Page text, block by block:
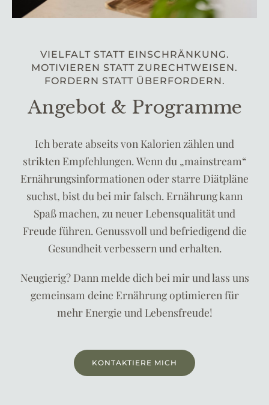
VIELFALT STATT EINSCHRÄNKUNG.
MOTIVIEREN STATT ZURECHTWEISEN.
FORDERN STATT ÜBERFORDERN.
Angebot & Programme
Ich berate abseits von Kalorien zählen und
strikten Empfehlungen. Wenn du „mainstream“
Ernährungsinformationen oder starre Diätpläne
suchst, bist du bei mir falsch. Ernährung kann
Spaß machen, zu neuer Lebensqualität und
Freude führen. Genussvoll und befriedigend die
Gesundheit verbessern und erhalten.
Neugierig? Dann melde dich bei mir und lass uns
gemeinsam deine Ernährung optimieren für
mehr Energie und Lebensfreude!
KONTAKTIERE MICH